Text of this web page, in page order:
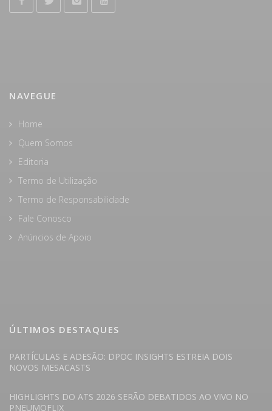
NAVEGUE
Home
Quem Somos
Editoria
Termo de Utilização
Termo de Responsabilidade
Fale Conosco
Anúncios de Apoio
ÚLTIMOS DESTAQUES
PARTÍCULAS E ADESÃO: DPOC INSIGHTS ESTREIA DOIS
NOVOS MESACASTS
HIGHLIGHTS DO ATS 2026 SERÃO DEBATIDOS AO VIVO NO
PNEUMOFLIX